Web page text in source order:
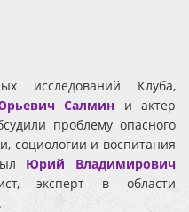
исследований Клуба,
Салмин и актер
проблему опасного
социологии и воспитания
Юрий Владимирович
эксперт в области